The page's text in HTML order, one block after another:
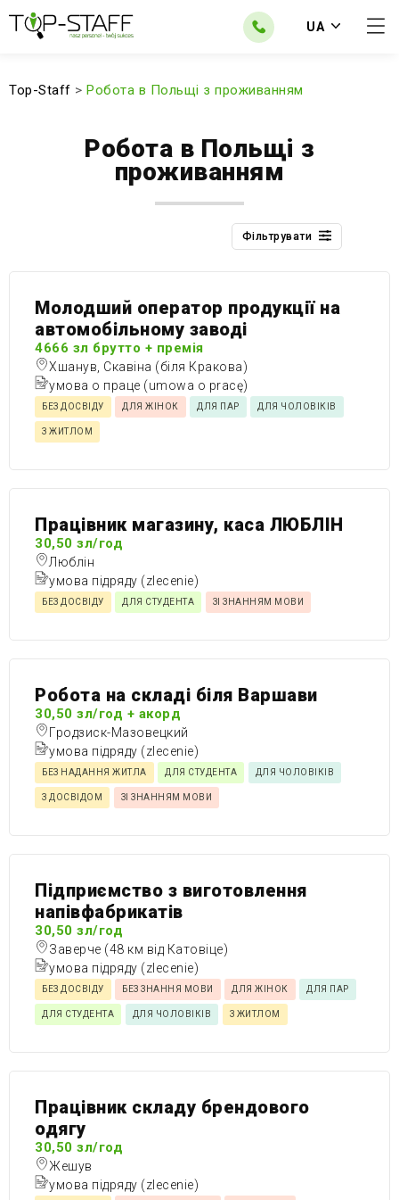
UA
Top-Staff > Робота в Польщі з проживанням
Робота в Польщі з
проживанням
Фільтрувати
Молодший оператор продукції на
автомобільному заводі
4666 зл брутто + премія
Хшанув, Скавіна (біля Кракова)
умова о праце (umowa o pracę)
БЕЗ ДОСВІДУ ДЛЯ ЖІНОК ДЛЯ ПАР ДЛЯ ЧОЛОВІКІВ
З ЖИТЛОМ
Працівник магазину, каса ЛЮБЛІН
30,50 зл/год
Люблін
умова підряду (zlecenie)
БЕЗ ДОСВІДУ ДЛЯ СТУДЕНТА ЗІ ЗНАННЯМ МОВИ
Робота на складі біля Варшави
30,50 зл/год + акорд
Гродзиск-Мазовецкий
умова підряду (zlecenie)
БЕЗ НАДАННЯ ЖИТЛА ДЛЯ СТУДЕНТА ДЛЯ ЧОЛОВІКІВ
З ДОСВІДОМ ЗІ ЗНАННЯМ МОВИ
Підприємство з виготовлення
напівфабрикатів
30,50 зл/год
Заверче (48 км від Катовіце)
умова підряду (zlecenie)
БЕЗ ДОСВІДУ БЕЗ ЗНАННЯ МОВИ ДЛЯ ЖІНОК ДЛЯ ПАР
ДЛЯ СТУДЕНТА ДЛЯ ЧОЛОВІКІВ З ЖИТЛОМ
Працівник складу брендового
одягу
30,50 зл/год
Жешув
умова підряду (zlecenie)